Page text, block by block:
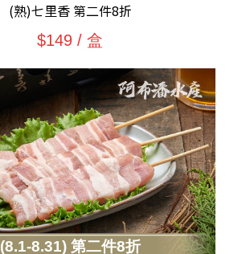
(熟)七里香 第二件8折
$149 / 盒
(8.1-8.31) 第二件8折